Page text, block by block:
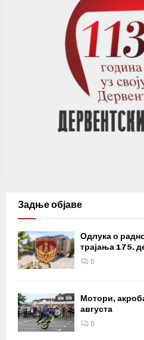
Задње објаве
Одлука о
трајања 175.
0
Мотори,
августа
0